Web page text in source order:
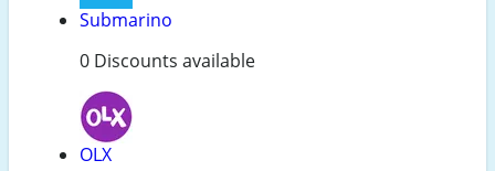
Submarino
0 Discounts available
OLX